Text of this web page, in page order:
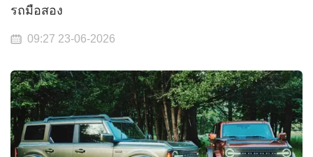
รถมือสอง
09:27 23-06-2026